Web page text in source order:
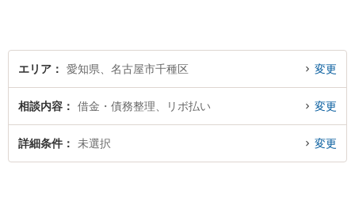
エリア 愛知県、名古屋市千種区 変更
相談内容 借金・債務整理、リボ払い 変更
詳細条件 未選択 変更